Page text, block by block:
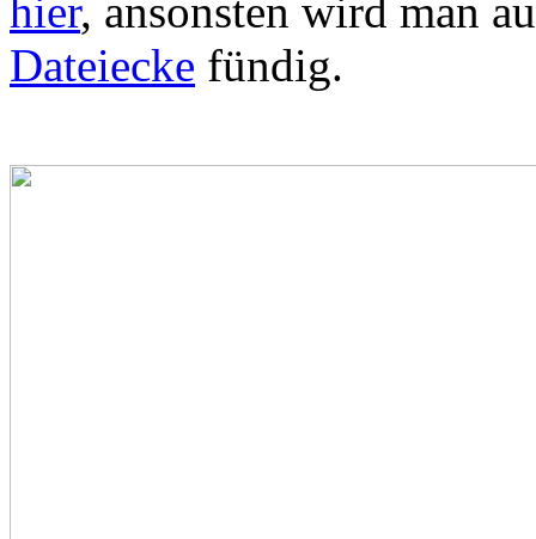
hier, ansonsten wird man
Dateiecke fündig.